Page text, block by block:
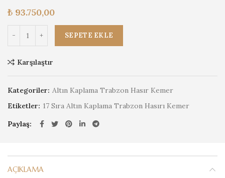
₺ 93.750,00
SEPETE EKLE
Karşılaştır
Kategoriler: Altın Kaplama Trabzon Hasır Kemer
Etiketler: 17 Sıra Altın Kaplama Trabzon Hasırı Kemer
Paylaş
AÇIKLAMA